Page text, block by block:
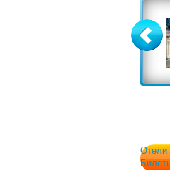
вопросов: 2828
ответов: 3549
Отели